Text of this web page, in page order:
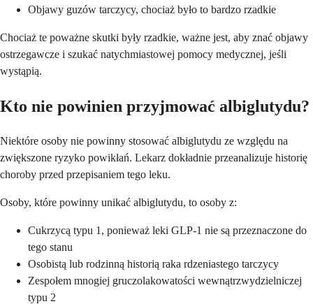
Objawy guzów tarczycy, chociaż było to bardzo rzadkie
Chociaż te poważne skutki były rzadkie, ważne jest, aby znać objawy
ostrzegawcze i szukać natychmiastowej pomocy medycznej, jeśli
wystąpią.
Kto nie powinien przyjmować albiglutydu?
Niektóre osoby nie powinny stosować albiglutydu ze względu na
zwiększone ryzyko powikłań. Lekarz dokładnie przeanalizuje historię
choroby przed przepisaniem tego leku.
Osoby, które powinny unikać albiglutydu, to osoby z:
Cukrzycą typu 1, ponieważ leki GLP-1 nie są przeznaczone do
tego stanu
Osobistą lub rodzinną historią raka rdzeniastego tarczycy
Zespołem mnogiej gruczolakowatości wewnątrzwydzielniczej
typu 2